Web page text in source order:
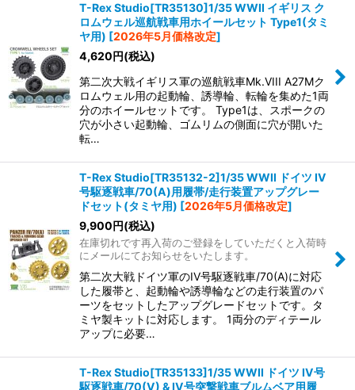
T-Rex Studio[TR35130]1/35 WWII イギリス ク
ロムウェル巡航戦車用ホイールセット Type1(タミ
ヤ用) [2026年5月価格改定]
4,620円(税込)
第二次大戦イギリス軍の巡航戦車Mk.VIII A27Mク
ロムウェル用の起動輪、誘導輪、転輪を集めた1両
分のホイールセットです。 Type1は、スポークの
穴が小さい起動輪、ゴムリムの側面に穴が開いた
転…
T-Rex Studio[TR35132-2]1/35 WWII ドイツ IV
号駆逐戦車/70(A)用履帯/走行装置アップグレー
ドセット(タミヤ用) [2026年5月価格改定]
9,900円(税込)
在庫切れです再入荷のご登録をしていただくと入荷時
にメールにてお知らせをいたします。
第二次大戦ドイツ軍のIV号駆逐戦車/70(A)に対応
した履帯と、起動輪や誘導輪などの走行装置のパ
ーツをセットしたアップグレードセットです。タ
ミヤ製キットに対応します。 1両分のディテール
アップに必要…
T-Rex Studio[TR35133]1/35 WWII ドイツ IV号
駆逐戦車/70(V) & IV号突撃戦車ブルムベア用履